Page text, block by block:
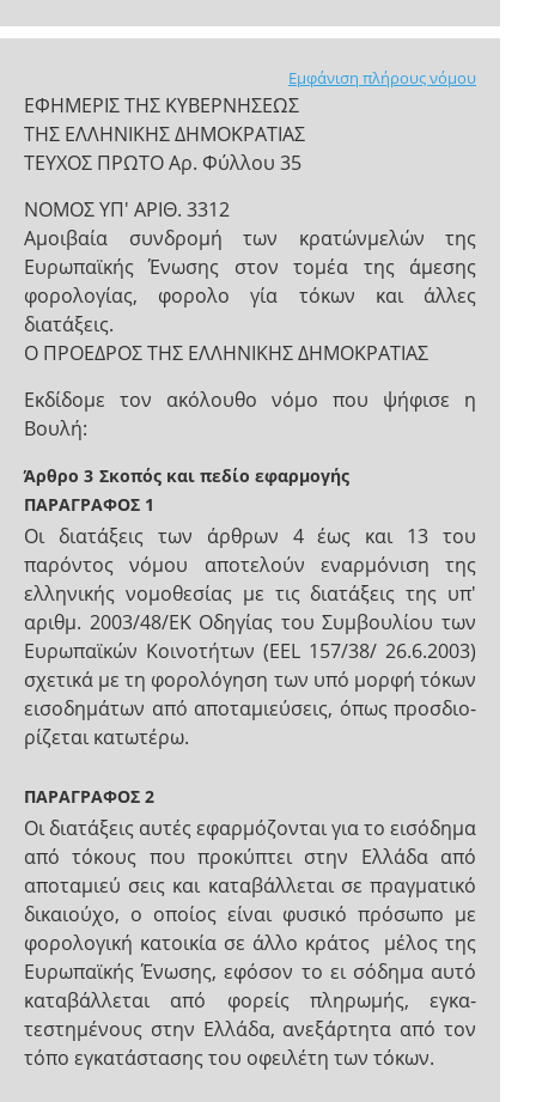
Εμφάνιση πλήρους νόμου
ΕΦΗΜΕΡΙΣ ΤΗΣ ΚΥΒΕΡΝΗΣΕΩΣ
ΤΗΣ ΕΛΛΗΝΙΚΗΣ ΔΗΜΟΚΡΑΤΙΑΣ
ΤΕΥΧΟΣ ΠΡΩΤΟ Αρ. Φύλλου 35
ΝΟΜΟΣ ΥΠ' ΑΡΙΘ. 3312
Αμοιβαία συνδρομή των κρατών­μελών της
Ευρωπαϊκής Ένωσης στον τομέα της άμεσης
φορολογίας, φορολο­ γία τόκων και άλλες
διατάξεις.
Ο ΠΡΟΕΔΡΟΣ ΤΗΣ ΕΛΛΗΝΙΚΗΣ ΔΗΜΟΚΡΑΤΙΑΣ
Εκδίδομε τον ακόλουθο νόμο που ψήφισε η
Βουλή:
Άρθρο 3 Σκοπός και πεδίο εφαρμογής
ΠΑΡΑΓΡΑΦΟΣ 1
Οι διατάξεις των άρθρων 4 έως και 13 του
παρόντος νόμου αποτελούν εναρμόνιση της
ελληνικής νομοθεσίας με τις διατάξεις της υπ'
αριθμ. 2003/48/ΕΚ Οδηγίας του Συμβουλίου των
Ευρωπαϊκών Κοινοτήτων (ΕΕL 157/38/ 26.6.2003)
σχετικά με τη φορολόγηση των υπό μορφή τόκων
εισοδημάτων από αποταμιεύσεις, όπως προσδιο­
ρίζεται κατωτέρω.
ΠΑΡΑΓΡΑΦΟΣ 2
Οι διατάξεις αυτές εφαρμόζονται για το εισόδημα
από τόκους που προκύπτει στην Ελλάδα από
αποταμιεύ­ σεις και καταβάλλεται σε πραγματικό
δικαιούχο, ο οποίος είναι φυσικό πρόσωπο με
φορολογική κατοικία σε άλλο κράτος ­ μέλος της
Ευρωπαϊκής Ένωσης, εφόσον το ει­ σόδημα αυτό
καταβάλλεται από φορείς πληρωμής, εγκα­
τεστημένους στην Ελλάδα, ανεξάρτητα από τον
τόπο εγκατάστασης του οφειλέτη των τόκων.